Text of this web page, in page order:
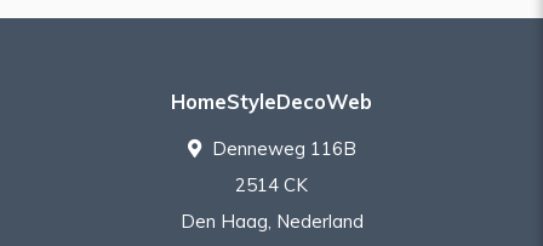
HomeStyleDecoWeb
Denneweg 116B
2514 CK
Den Haag, Nederland